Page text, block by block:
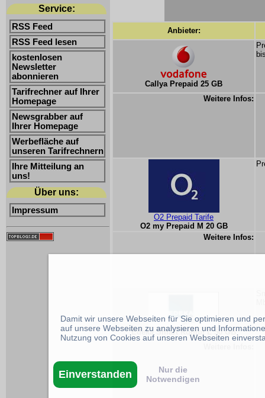
Service:
RSS Feed
RSS Feed lesen
kostenlosen
Newsletter
abonnieren
Tarifrechner auf Ihrer
Homepage
Newsgrabber auf
Ihrer Homepage
Werbefläche auf
unseren Tarifrechnern
Ihre Mitteilung an
uns!
Über uns:
Impressum
Anbieter:
Callya Prepaid 25 GB
Weitere Infos:
O2 Prepaid Tarife
O2 my Prepaid M 20 GB
Weitere Infos:
Edeka Smart Kombi L 50 GB
Damit wir unsere Webseiten für Sie optimieren und
auf unsere Webseiten zu analysieren und
Nutzung von Cookies auf unseren Webseiten
Einverstanden
Nur die
Notwendigen